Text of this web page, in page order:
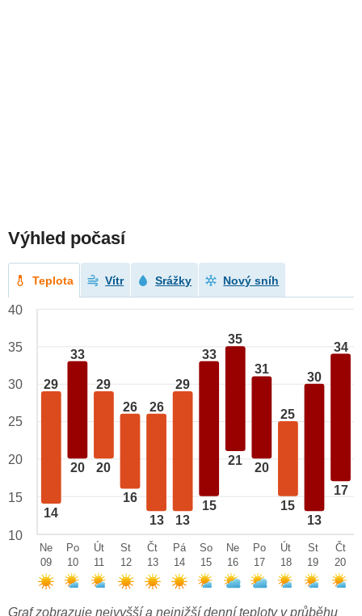
Výhled počasí
Teplota Vítr Srážky Nový sníh
29
14
33
20
29
20
26
16
26
13
29
13
33
15
35
21
31
20
25
15
30
13
34
17
40
35
30
25
20
15
10
Ne
09
Po
10
Út
11
St
12
Čt
13
Pá
14
So
15
Ne
16
Po
17
Út
18
St
19
Čt
20
Graf zobrazuje nejvyšší a nejnižší denní teploty v průběhu